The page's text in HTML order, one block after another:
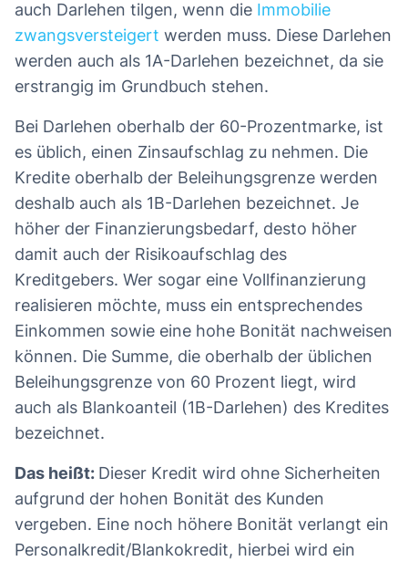
auch Darlehen tilgen, wenn die Immobilie
zwangsversteigert werden muss. Diese Darlehen
werden auch als 1A-Darlehen bezeichnet, da sie
erstrangig im Grundbuch stehen.
Bei Darlehen oberhalb der 60-Prozentmarke, ist
es üblich, einen Zinsaufschlag zu nehmen. Die
Kredite oberhalb der Beleihungsgrenze werden
deshalb auch als 1B-Darlehen bezeichnet. Je
höher der Finanzierungsbedarf, desto höher
damit auch der Risikoaufschlag des
Kreditgebers. Wer sogar eine Vollfinanzierung
realisieren möchte, muss ein entsprechendes
Einkommen sowie eine hohe Bonität nachweisen
können. Die Summe, die oberhalb der üblichen
Beleihungsgrenze von 60 Prozent liegt, wird
auch als Blankoanteil (1B-Darlehen) des Kredites
bezeichnet.
Das heißt: Dieser Kredit wird ohne Sicherheiten
aufgrund der hohen Bonität des Kunden
vergeben. Eine noch höhere Bonität verlangt ein
Personalkredit/Blankokredit, hierbei wird ein